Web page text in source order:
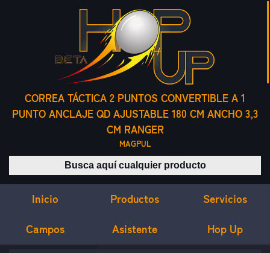
CORREA TÁCTICA 2 PUNTOS CONVERTIBLE A 1
PUNTO ANCLAJE QD AJUSTABLE 180 CM ANCHO 3,3
CM RANGER
MAGPUL
Buscar productos
Inicio Productos Servicios
Campos Asistente Hop Up